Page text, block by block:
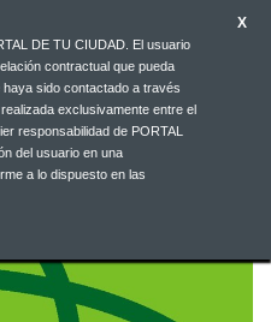
DE TU CIUDAD. El usuario
contractual que pueda
sido contactado a través
exclusivamente entre el
responsabilidad de PORTAL
del usuario en una
a lo dispuesto en las
X
Iniciar sesión
EUR
Contacte con nosotros